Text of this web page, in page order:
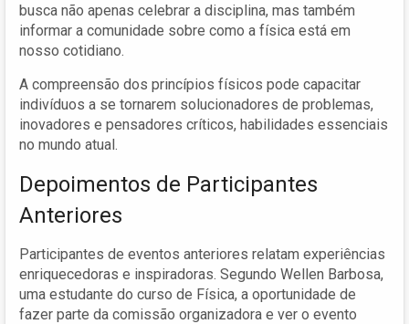
busca não apenas celebrar a disciplina, mas também
informar a comunidade sobre como a física está em
nosso cotidiano.
A compreensão dos princípios físicos pode capacitar
indivíduos a se tornarem solucionadores de problemas,
inovadores e pensadores críticos, habilidades essenciais
no mundo atual.
Depoimentos de Participantes
Anteriores
Participantes de eventos anteriores relatam experiências
enriquecedoras e inspiradoras. Segundo Wellen Barbosa,
uma estudante do curso de Física, a oportunidade de
fazer parte da comissão organizadora e ver o evento